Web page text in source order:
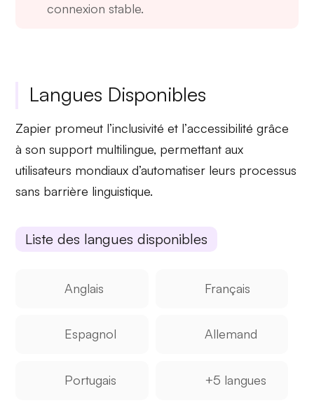
connexion stable.
Langues Disponibles
Zapier promeut l’inclusivité et l’accessibilité grâce
à son support multilingue, permettant aux
utilisateurs mondiaux d’automatiser leurs processus
sans barrière linguistique.
Liste des langues disponibles
Anglais Français
Espagnol Allemand
Portugais +5 langues